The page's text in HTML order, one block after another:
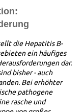
die Hepatitis B-
ein häufiges
dar.
bisher - auch
Bei erhöhter
pathogene
rasche und